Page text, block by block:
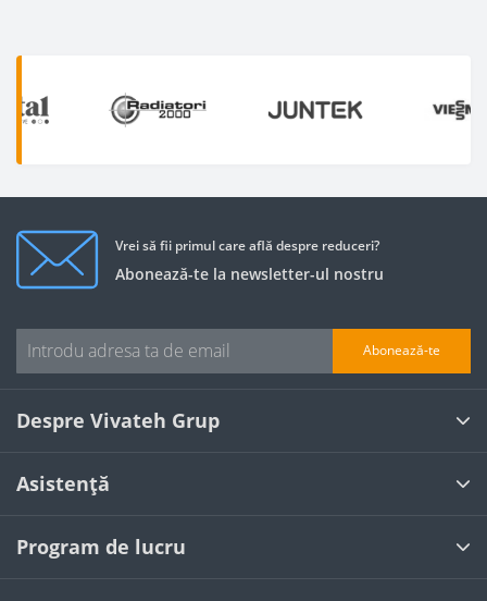
Vrei să fii primul care află despre reduceri?
Abonează-te la newsletter-ul nostru
Abonează-te
Despre Vivateh Grup
Asistență
Program de lucru